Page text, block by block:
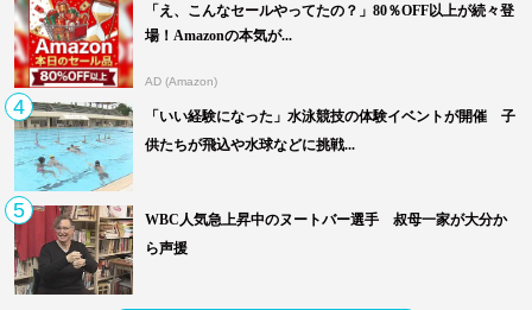
「え、こんなセールやってたの？」80％OFF以上が続々登
場！Amazonの本気が...
AD (Amazon)
4
「いい経験になった」水泳競技の体験イベントが開催 子
供たちが飛込や水球などに挑戦...
5
WBC人気急上昇中のヌートバー選手 叔母一家が大分か
ら声援